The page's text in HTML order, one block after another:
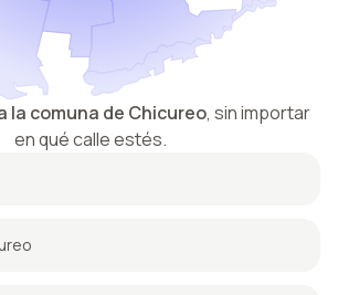
la comuna de Chicureo, sin importar
en qué calle estés.